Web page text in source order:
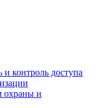
и контроль доступа
охраны и